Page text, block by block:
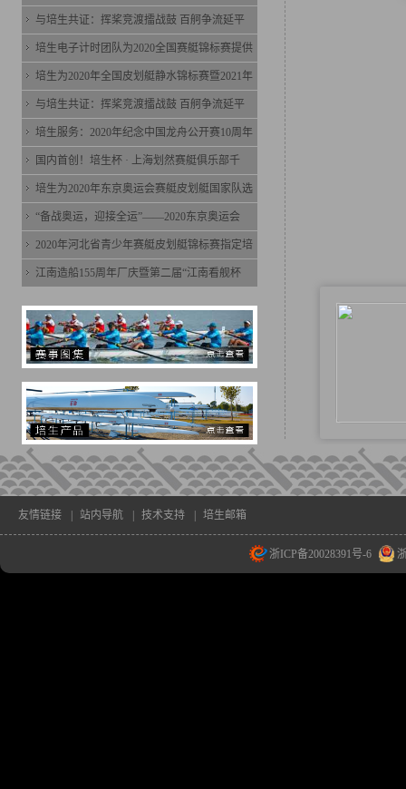
与培生共证：挥桨竞渡擂战鼓 百舸争流延平
培生电子计时团队为2020全国赛艇锦标赛提供
培生为2020年全国皮划艇静水锦标赛暨2021年
与培生共证：挥桨竞渡擂战鼓 百舸争流延平
培生服务：2020年纪念中国龙舟公开赛10周年
国内首创！培生杯 · 上海划然赛艇俱乐部千
培生为2020年东京奥运会赛艇皮划艇国家队选
“备战奥运，迎接全运”——2020东京奥运会
2020年河北省青少年赛艇皮划艇锦标赛指定培
江南造船155周年厂庆暨第二届“江南看舰杯
友情链接 | 站内导航 | 技术支持 | 培生邮箱
浙ICP备20028391号-6